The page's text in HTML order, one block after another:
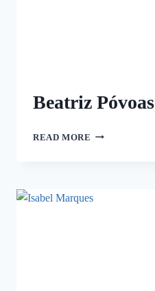
Beatriz Póvoas
READ MORE